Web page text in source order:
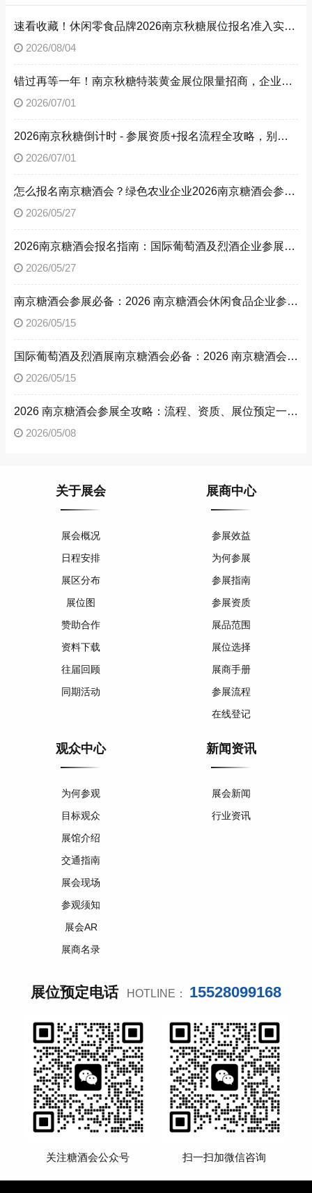
速看收藏！休闲零食品牌2026南京秋糖展位报名准入实操步骤
2026/08/04
错过再等一年！南京秋糖特装黄金展位限量招商，企业抓紧提交预定申请
2026/07/01
2026南京秋糖倒计时 - 参展资质+报名流程全攻略，别让材料缺失毁了秋糖之旅
2026/07/01
怎么报名南京糖酒会？绿色农业企业2026南京糖酒会参展流程与参展资质全解析
2026/05/27
2026南京糖酒会报名指南：国际葡萄酒及烈酒企业参展流程、参展资质，解锁南京糖酒会参展方法
2026/05/27
南京糖酒会参展必备：2026 南京糖酒会休闲食品企业参展流程与资质文件清单
2026/05/15
国际葡萄酒及烈酒展南京糖酒会必备：2026 南京糖酒会参展流程与参展资质详解
2026/05/15
2026 南京糖酒会参展全攻略：流程、资质、展位预定一文读懂
2026/05/08
关于展会
展会概况
日程安排
展区分布
展位图
赞助合作
资料下载
往届回顾
同期活动
展商中心
参展效益
为何参展
参展指南
参展资质
展品范围
展位选择
展商手册
参展流程
在线登记
观众中心
为何参观
目标观众
展馆介绍
交通指南
展会现场
参观须知
展会AR
展商名录
新闻资讯
展会新闻
行业资讯
展位预定电话 HOTLINE： 15528099168
关注糖酒会公众号 扫一扫加微信咨询